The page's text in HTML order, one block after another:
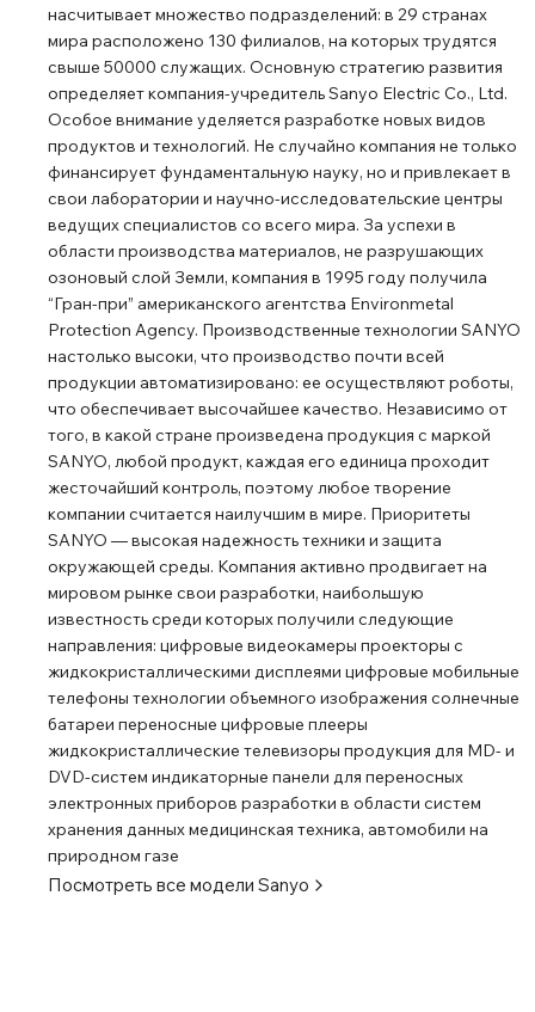
насчитывает множество подразделений: в 29 странах
мира расположено 130 филиалов, на которых трудятся
свыше 50000 служащих. Основную стратегию развития
определяет компания-учредитель Sanyo Electric Co., Ltd.
Особое внимание уделяется разработке новых видов
продуктов и технологий. Не случайно компания не только
финансирует фундаментальную науку, но и привлекает в
свои лаборатории и научно-исследовательские центры
ведущих специалистов со всего мира. За успехи в
области производства материалов, не разрушающих
озоновый слой Земли, компания в 1995 году получила
“Гран-при” американского агентства Environmetal
Protection Agency. Производственные технологии SANYO
настолько высоки, что производство почти всей
продукции автоматизировано: ее осуществляют роботы,
что обеспечивает высочайшее качество. Независимо от
того, в какой стране произведена продукция с маркой
SANYO, любой продукт, каждая его единица проходит
жесточайший контроль, поэтому любое творение
компании считается наилучшим в мире. Приоритеты
SANYO ― высокая надежность техники и защита
окружающей среды. Компания активно продвигает на
мировом рынке свои разработки, наибольшую
известность среди которых получили следующие
направления: цифровые видеокамеры проекторы с
жидкокристаллическими дисплеями цифровые мобильные
телефоны технологии объемного изображения солнечные
батареи переносные цифровые плееры
жидкокристаллические телевизоры продукция для MD- и
DVD-систем индикаторные панели для переносных
электронных приборов разработки в области систем
хранения данных медицинская техника, автомобили на
природном газе
Посмотреть все модели Sanyo